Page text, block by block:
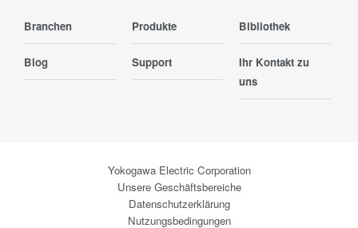
Branchen Produkte Bibliothek
Blog Support
Ihr Kontakt zu
uns
Yokogawa Electric Corporation
Unsere Geschäftsbereiche
Datenschutzerklärung
Nutzungsbedingungen